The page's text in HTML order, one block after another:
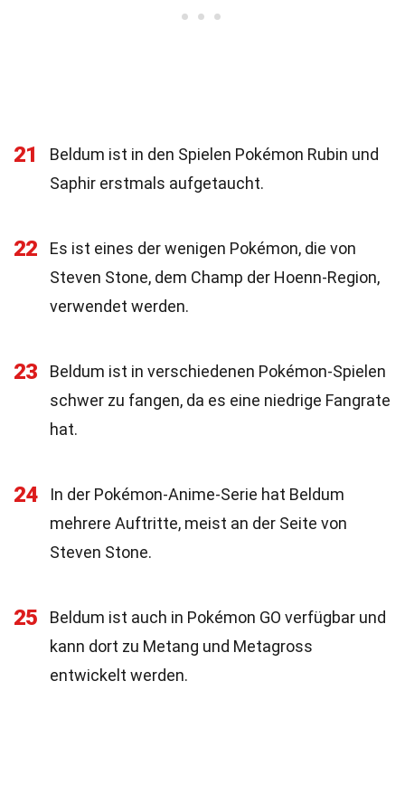
21
Beldum ist in den Spielen Pokémon Rubin und
Saphir erstmals aufgetaucht.
22
Es ist eines der wenigen Pokémon, die von
Steven Stone, dem Champ der Hoenn-Region,
verwendet werden.
23
Beldum ist in verschiedenen Pokémon-Spielen
schwer zu fangen, da es eine niedrige Fangrate
hat.
24
In der Pokémon-Anime-Serie hat Beldum
mehrere Auftritte, meist an der Seite von
Steven Stone.
25
Beldum ist auch in Pokémon GO verfügbar und
kann dort zu Metang und Metagross
entwickelt werden.